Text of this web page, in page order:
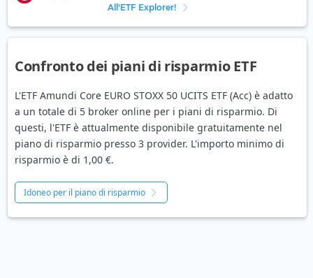
All'ETF Explorer!
Confronto dei piani di risparmio ETF
L'ETF Amundi Core EURO STOXX 50 UCITS ETF (Acc) è adatto
a un totale di 5 broker online per i piani di risparmio. Di
questi, l'ETF è attualmente disponibile gratuitamente nel
piano di risparmio presso 3 provider. L'importo minimo di
risparmio è di 1,00 €.
Idoneo per il piano di risparmio